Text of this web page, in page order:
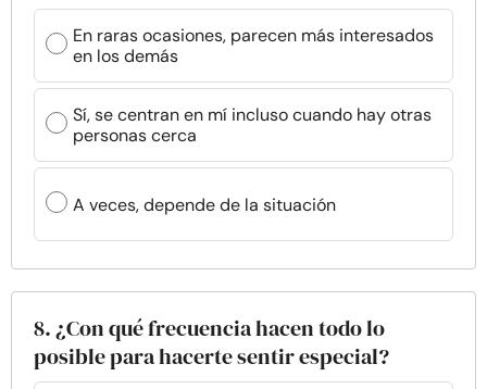
En raras ocasiones, parecen más interesados
en los demás
Sí, se centran en mí incluso cuando hay otras
personas cerca
A veces, depende de la situación
8. ¿Con qué frecuencia hacen todo lo
posible para hacerte sentir especial?